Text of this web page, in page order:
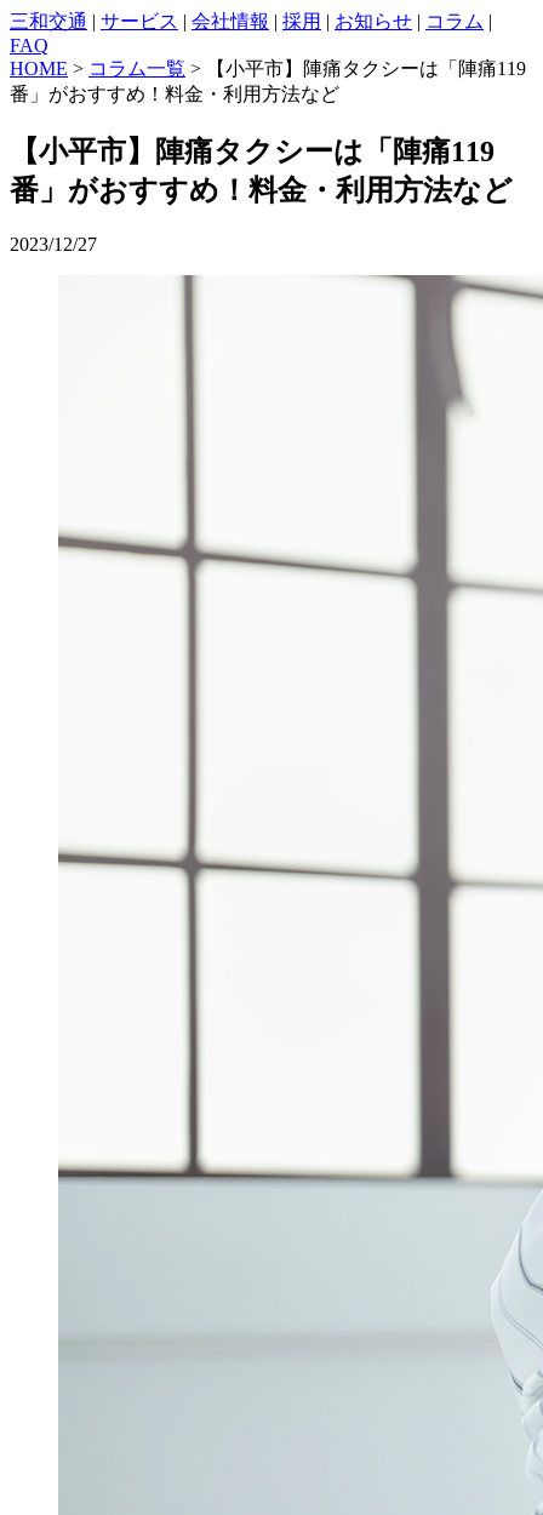
三和交通 | サービス | 会社情報 | 採用 | お知らせ | コラム |
FAQ
HOME > コラム一覧 > 【小平市】陣痛タクシーは「陣痛119
番」がおすすめ！料金・利用方法など
【小平市】陣痛タクシーは「陣痛119
番」がおすすめ！料金・利用方法など
2023/12/27